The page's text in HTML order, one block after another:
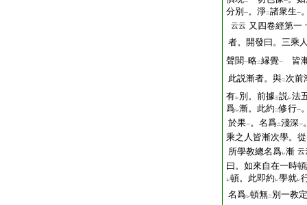
分別 一。淨二諸衆生一
云云 又四卷經第一
者。開發曰。三乘
聲聞一略二縁覺一
皆
此説漸者。與二次前
有レ別。前據三説レ法
爲レ漸。此約 二修行一
於果一。名爲二淺深一
乘之人皆漸次學。從
所學教總名爲レ漸 云
曰。如來自在一時
レ頓。此即約 レ學就レ
名爲レ頓無二 別一教